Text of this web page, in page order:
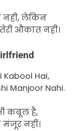
नही, लेकिन
औकात नही।
Kabool Hai,
Manjoor Nahi.
कबूल है​,
मंजूर नहीं।